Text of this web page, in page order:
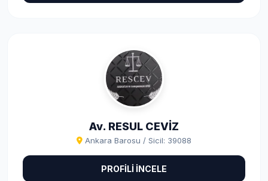
Av. RESUL CEVİZ
Ankara Barosu / Sicil: 39088
PROFİLİ İNCELE